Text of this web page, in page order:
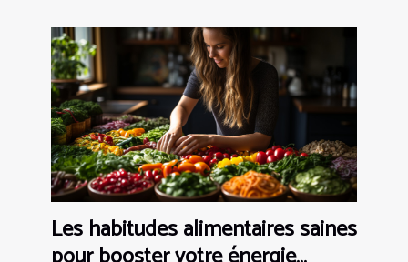
Les habitudes alimentaires saines